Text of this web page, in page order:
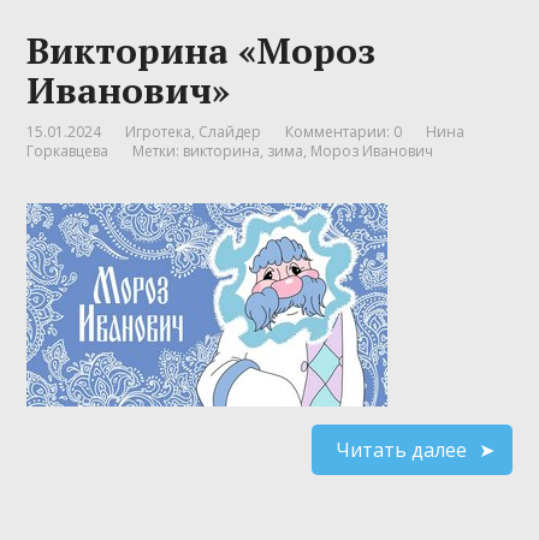
Викторина «Мороз
Иванович»
15.01.2024 Игротека, Слайдер Комментарии: 0
Нина
Горкавцева
Метки: викторина, зима, Мороз Иванович
Читать далее